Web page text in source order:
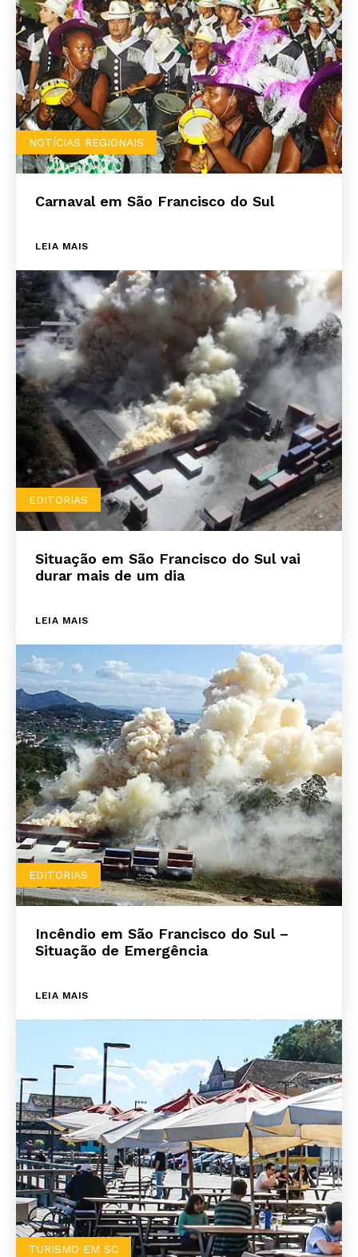
NOTÍCIAS REGIONAIS
Carnaval em São Francisco do Sul
LEIA MAIS
EDITORIAS
Situação em São Francisco do Sul vai
durar mais de um dia
LEIA MAIS
EDITORIAS
Incêndio em São Francisco do Sul –
Situação de Emergência
LEIA MAIS
TURISMO EM SC